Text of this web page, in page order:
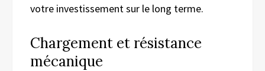
votre investissement sur le long terme.
Chargement et résistance
mécanique